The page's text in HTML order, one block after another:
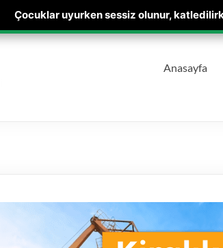
Çocuklar uyurken sessiz olunur,
Anasayfa